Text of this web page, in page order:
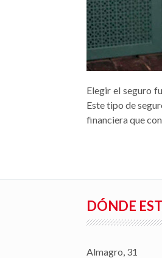
Elegir el seguro
Este tipo de
financiera que
DÓNDE
Almagro, 31